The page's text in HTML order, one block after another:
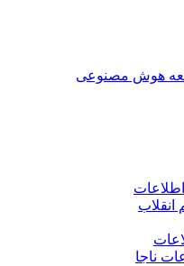
هوش مصنوعی
انقلاب
ناجا